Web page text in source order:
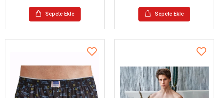
Sepete Ekle Sepete Ekle